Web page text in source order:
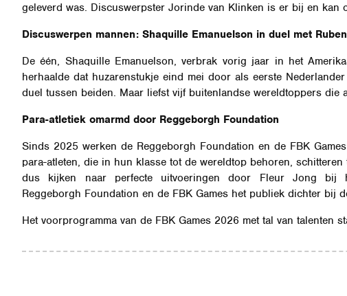
geleverd was. Discuswerpster Jorinde van Klinken is er bij en kan
Discuswerpen mannen: Shaquille Emanuelson in duel met
De één, Shaquille Emanuelson, verbrak vorig jaar in het
herhaalde dat huzarenstukje eind mei door als eerste
duel tussen beiden. Maar liefst vijf buitenlandse wereldtoppers
Para-atletiek omarmd door Reggeborgh Foundation
Sinds 2025 werken de Reggeborgh Foundation en de FBK
para-atleten, die in hun klasse tot de wereldtop behoren,
dus kijken naar perfecte uitvoeringen door Fleur Jong bij
Reggeborgh Foundation en de FBK Games het publiek dichter bij
Het voorprogramma van de FBK Games 2026 met tal van